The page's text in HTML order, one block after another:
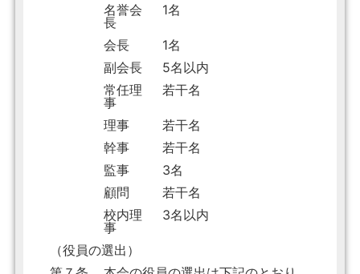
名誉会
長
1名
会長
1名
副会長
5名以内
常任理
事
若干名
理事
若干名
幹事
若干名
監事
3名
顧問
若干名
校内理
事
3名以内
（役員の選出）